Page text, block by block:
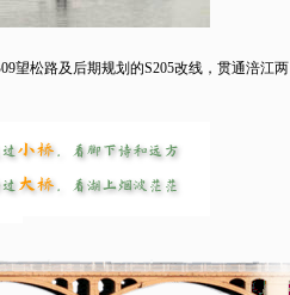
松路及后期规划的S205改线，贯通涪江两